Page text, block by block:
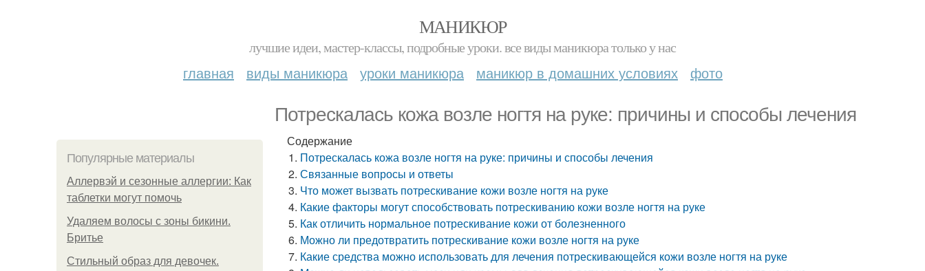
МАНИКЮР
лучшие идеи, мастер-классы, подробные уроки. все виды маникюра только у нас
главная виды маникюра уроки маникюра маникюр в домашних условиях фото
Потрескалась кожа возле ногтя на руке: причины и способы лечения
Популярные материалы
Аллервэй и сезонные аллергии: Как
таблетки могут помочь
Удаляем волосы с зоны бикини.
Бритье
Стильный образ для девочек.
Содержание
Потрескалась кожа возле ногтя на руке: причины и способы лечения
Связанные вопросы и ответы
Что может вызвать потрескивание кожи возле ногтя на руке
Какие факторы могут способствовать потрескиванию кожи возле ногтя на руке
Как отличить нормальное потрескивание кожи от болезненного
Можно ли предотвратить потрескивание кожи возле ногтя на руке
Какие средства можно использовать для лечения потрескивающейся кожи возле ногтя на руке